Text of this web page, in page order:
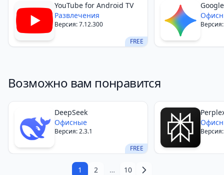
FREE
YouTube for Android TV
Развлечения
Версия: 7.12.300
Возможно вам понравится
FREE
DeepSeek
Офисные
Версия: 2.3.1
1 2 … 10